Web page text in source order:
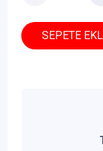
SEPETE